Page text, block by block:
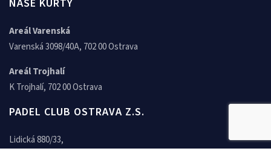
NAŠE KURTY
Areál Varenská
Varenská 3098/40A, 702 00 Ostrava
Areál Trojhalí
K Trojhalí, 702 00 Ostrava
PADEL CLUB OSTRAVA Z.S.
Lidická 880/33,